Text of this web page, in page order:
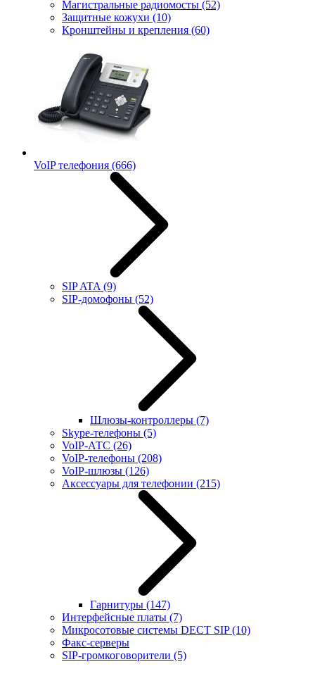
Магистральные радиомосты (52)
Защитные кожухи (10)
Кронштейны и крепления (60)
VoIP телефония (666)
SIP ATA (9)
SIP-домофоны (52)
Шлюзы-контроллеры (7)
Skype-телефоны (5)
VoIP-АТС (26)
VoIP-телефоны (208)
VoIP-шлюзы (126)
Аксессуары для телефонии (215)
Гарнитуры (147)
Интерфейсные платы (7)
Микросотовые системы DECT SIP(10)
Факс-серверы
SIP-громкоговорители (5)